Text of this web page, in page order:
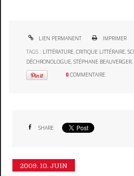
LIEN PERMANENT
IMPRIMER
TAGS : LITTÉRATURE,CRITIQUE LITTÉRAIRE,
DÉCHRONOLOGUE,STÉPHANE BEAUVERGER,
0 COMMENTAIRE
SHARE
2009. 10. JUIN